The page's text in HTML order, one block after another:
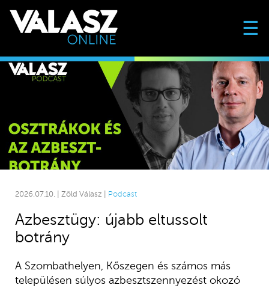
☰
2026.07.10. | Zöld Válasz | Podcast
Azbesztügy: újabb eltussolt
botrány
A Szombathelyen, Kőszegen és számos más
településen súlyos azbesztszennyezést okozó